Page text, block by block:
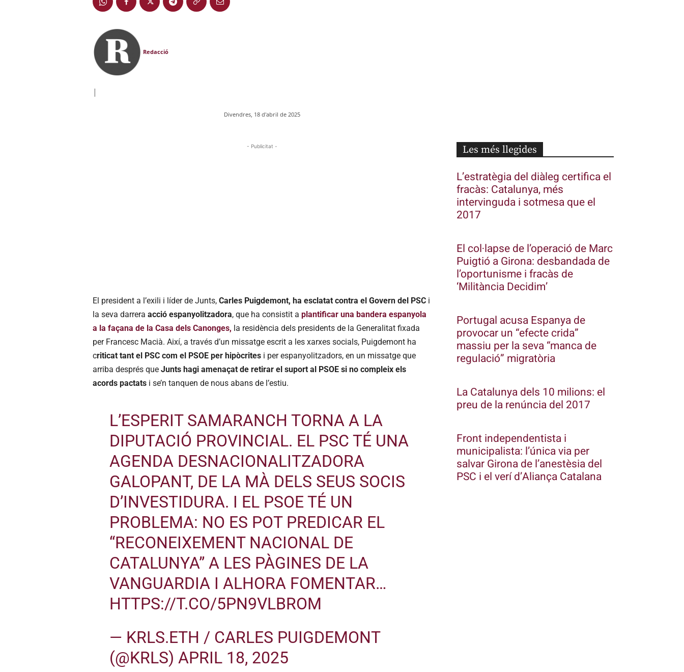
Redacció
|
Divendres, 18 d'abril de 2025
- Publicitat -
El president a l’exili i líder de Junts, Carles Puigdemont, ha esclatat contra el Govern del PSC i
la seva darrera acció espanyolitzadora, que ha consistit a plantificar una bandera espanyola
a la façana de la Casa dels Canonges, la residència dels presidents de la Generalitat fixada
per Francesc Macià. Així, a través d’un missatge escrit a les xarxes socials, Puigdemont ha
criticat tant el PSC com el PSOE per hipòcrites i per espanyolitzadors, en un missatge que
arriba després que Junts hagi amenaçat de retirar el suport al PSOE si no compleix els
acords pactats i se’n tanquen de nous abans de l’estiu.
L’ESPERIT SAMARANCH TORNA A LA
DIPUTACIÓ PROVINCIAL. EL PSC TÉ UNA
AGENDA DESNACIONALITZADORA
GALOPANT, DE LA MÀ DELS SEUS SOCIS
D’INVESTIDURA. I EL PSOE TÉ UN
PROBLEMA: NO ES POT PREDICAR EL
“RECONEIXEMENT NACIONAL DE
CATALUNYA” A LES PÀGINES DE LA
VANGUARDIA I ALHORA FOMENTAR…
HTTPS://T.CO/5PN9VLBROM
— KRLS.ETH / CARLES PUIGDEMONT
(@KRLS)APRIL 18, 2025
Les més llegides
L’estratègia del diàleg certifica el
fracàs: Catalunya, més
intervinguda i sotmesa que el
2017
El col·lapse de l’operació de Marc
Puigtió a Girona: desbandada de
l’oportunisme i fracàs de
‘Militància Decidim’
Portugal acusa Espanya de
provocar un “efecte crida”
massiu per la seva “manca de
regulació” migratòria
La Catalunya dels 10 milions: el
preu de la renúncia del 2017
Front independentista i
municipalista: l’única via per
salvar Girona de l’anestèsia del
PSC i el verí d’Aliança Catalana